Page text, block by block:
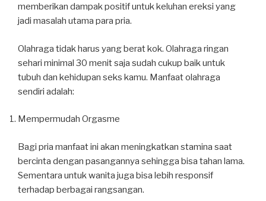
memberikan dampak positif untuk keluhan ereksi yang
jadi masalah utama para pria.
Olahraga tidak harus yang berat kok. Olahraga ringan
sehari minimal 30 menit saja sudah cukup baik untuk
tubuh dan kehidupan seks kamu. Manfaat olahraga
sendiri adalah:
Mempermudah Orgasme
Bagi pria manfaat ini akan meningkatkan stamina saat
bercinta dengan pasangannya sehingga bisa tahan lama.
Sementara untuk wanita juga bisa lebih responsif
terhadap berbagai rangsangan.